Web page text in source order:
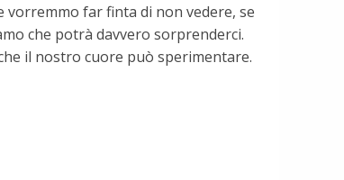
vorremmo far finta di non vedere, se
che potrà davvero sorprenderci.
il nostro cuore può sperimentare.